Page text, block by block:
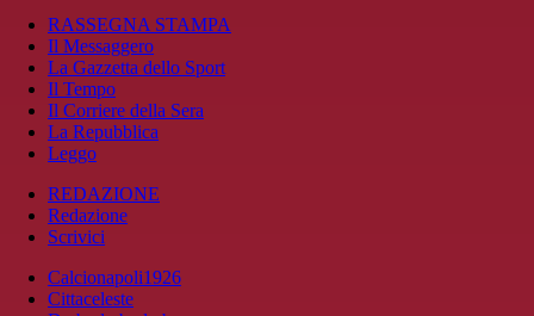
RASSEGNA STAMPA
Il Messaggero
La Gazzetta dello Sport
Il Tempo
Il Corriere della Sera
La Repubblica
Leggo
REDAZIONE
Redazione
Scrivici
Calcionapoli1926
Cittaceleste